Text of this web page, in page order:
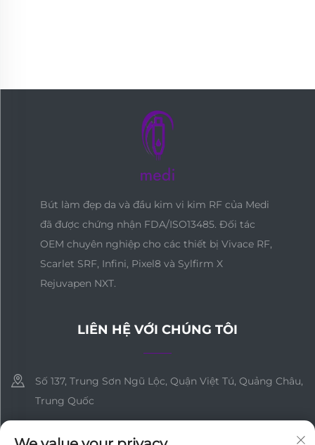
Bút làm đẹp da và đầu kim vi kim RF của Medi
đã được chứng nhận FDA/ISO13485. Đối tác
OEM chuyên nghiệp cho các thiết bị Vivace RF,
Scarlet SRF, Infini, Pixel8 và Sylfirm X
Rejuvapen NXT.
LIÊN HỆ VỚI CHÚNG TÔI
Số 137, Trung Sơn Ngũ Lộc, Quận Việt Tú, Quảng Châu,
Trung Quốc